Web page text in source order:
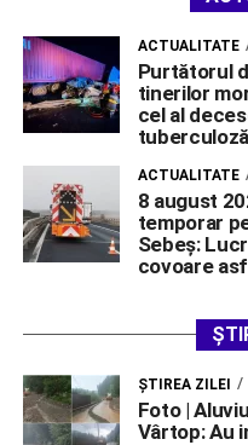
ACTUALITATE
Purtătorul
tinerilor
cel al
ACTUALITATE
8 august
temporar
Sebeș:
covoare
ŞTIREA ZILEI
Foto |
Vârtop: Au